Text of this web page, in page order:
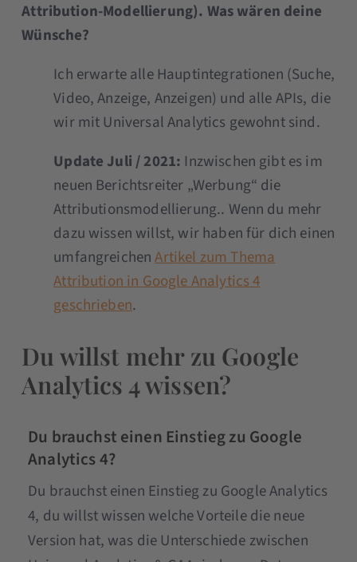
Attribution-Modellierung). Was wären deine
Wünsche?
Ich erwarte alle Hauptintegrationen (Suche,
Video, Anzeige, Anzeigen) und alle APIs, die
wir mit Universal Analytics gewohnt sind.
Update Juli / 2021: Inzwischen gibt es im
neuen Berichtsreiter „Werbung“ die
Attributionsmodellierung.. Wenn du mehr
dazu wissen willst, wir haben für dich einen
umfangreichenArtikel zum Thema
Attribution in Google Analytics 4
geschrieben.
Du willst mehr zu Google
Analytics 4 wissen?
Du brauchst einen Einstieg zu Google
Analytics 4?
Du brauchst einen Einstieg zu Google Analytics
4, du willst wissen welche Vorteile die neue
Version hat, was die Unterschiede zwischen